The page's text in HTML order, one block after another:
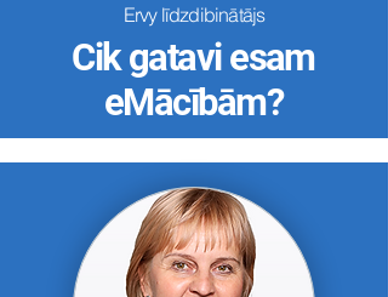
Ervy līdzdibinātājs
Cik gatavi esam
eMācībām?